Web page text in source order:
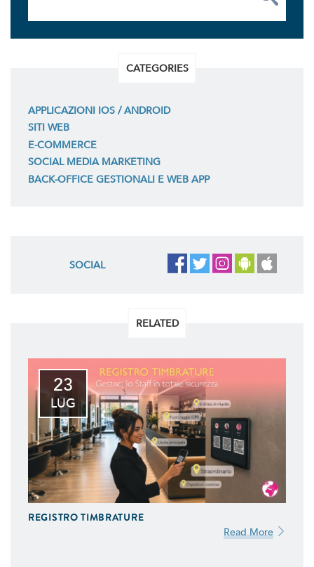
CATEGORIES
APPLICAZIONI IOS / ANDROID
SITI WEB
E-COMMERCE
SOCIAL MEDIA MARKETING
BACK-OFFICE GESTIONALI E WEB APP
SOCIAL
RELATED
23
LUG
REGISTRO TIMBRATURE
Read More